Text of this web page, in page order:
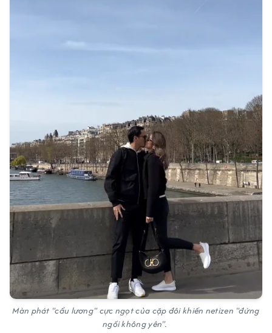
Màn phát "cẩu lương" cực ngọt của cặp đôi khiến netizen "đứng
ngồi không yên".